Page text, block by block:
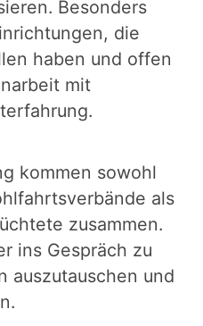
Besonders
die
haben und offen
mit
kommen sowohl
als
zusammen.
ins Gespräch zu
auszutauschen und